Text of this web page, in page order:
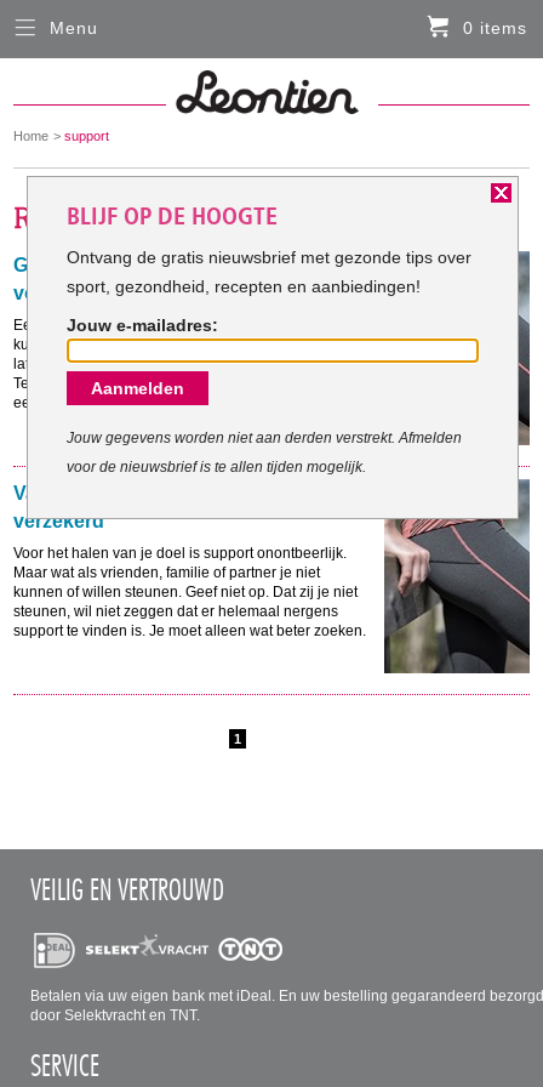
You
here:
Home support
Gezocht: sportmaatje met voorkeur
voor koffieleuten
Een sportmaatje is de beste stok die je achter de deur
kunt hebben om te gaan bewegen. Je wilt elkaar niet
laten zitten, dus afzeggen doe je minder makkelijk.
Tegenwoordig zijn er handige websites die je helpen
een sportmaatje te vinden.
Van constante steun en support
verzekerd
Voor het halen van je doel is support onontbeerlijk.
Maar wat als vrienden, familie of partner je niet
kunnen of willen steunen. Geef niet op. Dat zij je niet
steunen, wil niet zeggen dat er helemaal nergens
support te vinden is. Je moet alleen wat beter zoeken.
1
Menu 0 items
VEILIG EN VERTROUWD
Betalen via uw eigen bank met iDeal. En uw bestelling gegarandeerd
door Selektvracht en TNT.
SERVICE
Sluiten
HARDLOOPKLEDING
FIETSKLEDING
SERVICE
Inloggen
Contact- en adresgegevens
Levertijd, retourneren, ruilen
BLIJF OP DE HOOGTE
Ontvang de gratis nieuwsbrief met gezonde tips over
sport, gezondheid, recepten en aanbiedingen!
Jouw e-mailadres:
Aanmelden
Jouw gegevens worden niet aan derden verstrekt. Afmelden
voor de nieuwsbrief is te allen tijden mogelijk.